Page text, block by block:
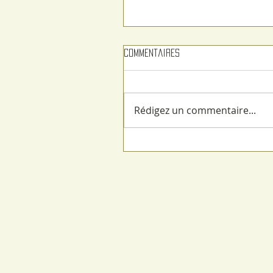
Commentaires
Rédigez un commentaire...